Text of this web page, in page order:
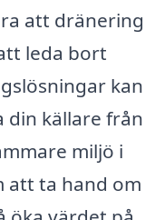
att dränering
leda bort
kan
din källare från
miljö i
att ta hand om